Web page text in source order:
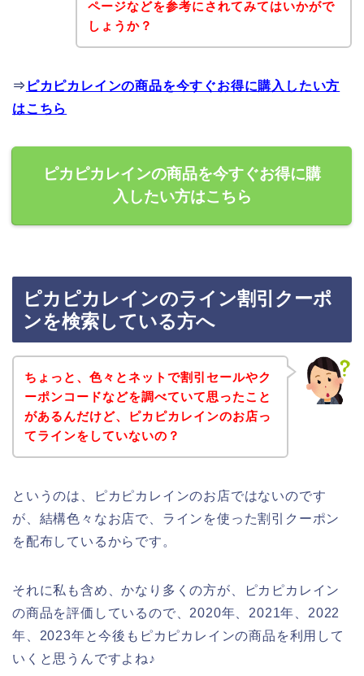
ページなどを参考にされてみてはいかがで
しょうか？
⇒ ピカピカレインの商品を今すぐお得に購入したい方
はこちら
ピカピカレインの商品を今すぐお得に購
入したい方はこちら
ピカピカレインのライン割引クーポ
ンを検索している方へ
ちょっと、色々とネットで割引セールやク
ーポンコードなどを調べていて思ったこと
があるんだけど、ピカピカレインのお店っ
てラインをしていないの？
というのは、ピカピカレインのお店ではないのです
が、結構色々なお店で、ラインを使った割引クーポン
を配布しているからです。
それに私も含め、かなり多くの方が、ピカピカレイン
の商品を評価しているので、2020年、2021年、2022
年、2023年と今後もピカピカレインの商品を利用して
いくと思うんですよね♪